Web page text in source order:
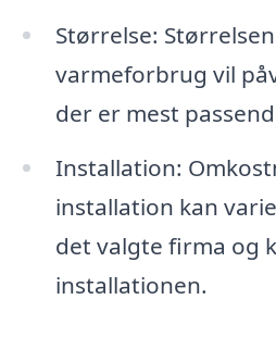
Størrelse:
varmeforbrug vil
der er mest
Installation:
installation kan
det valgte firma og
installationen.